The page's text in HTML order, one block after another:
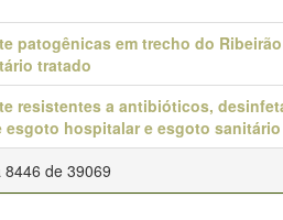
patogênicas em trecho do
tratado
resistentes a antibióticos,
hospitalar e esgoto sanitário
de 39069